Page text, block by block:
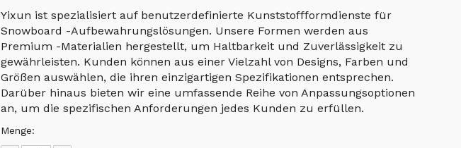
Yixun ist spezialisiert auf benutzerdefinierte Kunststoffformdienste für
Snowboard -Aufbewahrungslösungen. Unsere Formen werden aus
Premium -Materialien hergestellt, um Haltbarkeit und Zuverlässigkeit zu
gewährleisten. Kunden können aus einer Vielzahl von Designs, Farben und
Größen auswählen, die ihren einzigartigen Spezifikationen entsprechen.
Darüber hinaus bieten wir eine umfassende Reihe von Anpassungsoptionen
an, um die spezifischen Anforderungen jedes Kunden zu erfüllen.
Menge: